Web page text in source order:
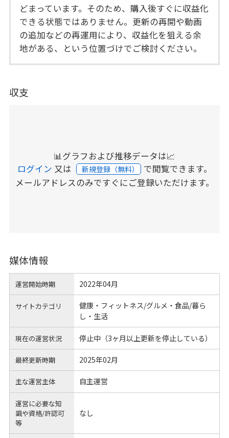
どまっています。そのため、購入後すぐに収益化
できる状態ではありません。更新の再開や動画
の追加などの再運用により、収益化を狙える余
地がある、という位置づけでご検討ください。
収支
📊グラフおよび推移データは📈
ログイン 又は 新規登録（無料） で閲覧できます。
メールアドレスのみですぐにご登録いただけます。
媒体情報
運営開始時期 2022年04月
サイトカテゴリ
健康・フィットネス/グルメ・食品/暮ら
し・生活
現在の運営状況 停止中（3ヶ月以上更新を停止している）
最終更新時期 2025年02月
主な運営主体 自主運営
運営に必要な知
識や資格/許認可
等
なし